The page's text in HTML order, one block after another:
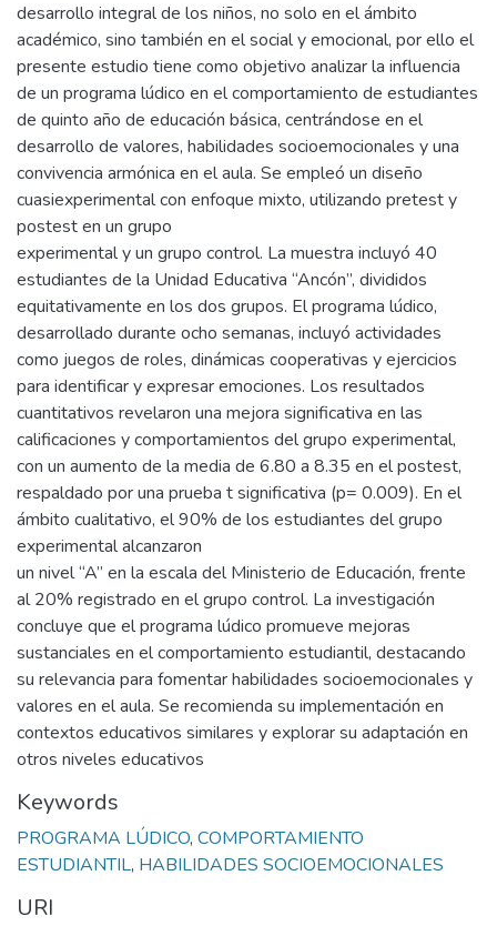
desarrollo integral de los niños, no solo en el ámbito
académico, sino también en el social y emocional, por ello el
presente estudio tiene como objetivo analizar la influencia
de un programa lúdico en el comportamiento de estudiantes
de quinto año de educación básica, centrándose en el
desarrollo de valores, habilidades socioemocionales y una
convivencia armónica en el aula. Se empleó un diseño
cuasiexperimental con enfoque mixto, utilizando pretest y
postest en un grupo
experimental y un grupo control. La muestra incluyó 40
estudiantes de la Unidad Educativa “Ancón”, divididos
equitativamente en los dos grupos. El programa lúdico,
desarrollado durante ocho semanas, incluyó actividades
como juegos de roles, dinámicas cooperativas y ejercicios
para identificar y expresar emociones. Los resultados
cuantitativos revelaron una mejora significativa en las
calificaciones y comportamientos del grupo experimental,
con un aumento de la media de 6.80 a 8.35 en el postest,
respaldado por una prueba t significativa (p= 0.009). En el
ámbito cualitativo, el 90% de los estudiantes del grupo
experimental alcanzaron
un nivel “A” en la escala del Ministerio de Educación, frente
al 20% registrado en el grupo control. La investigación
concluye que el programa lúdico promueve mejoras
sustanciales en el comportamiento estudiantil, destacando
su relevancia para fomentar habilidades socioemocionales y
valores en el aula. Se recomienda su implementación en
contextos educativos similares y explorar su adaptación en
otros niveles educativos
Keywords
PROGRAMA LÚDICO, COMPORTAMIENTO
ESTUDIANTIL, HABILIDADES SOCIOEMOCIONALES
URI